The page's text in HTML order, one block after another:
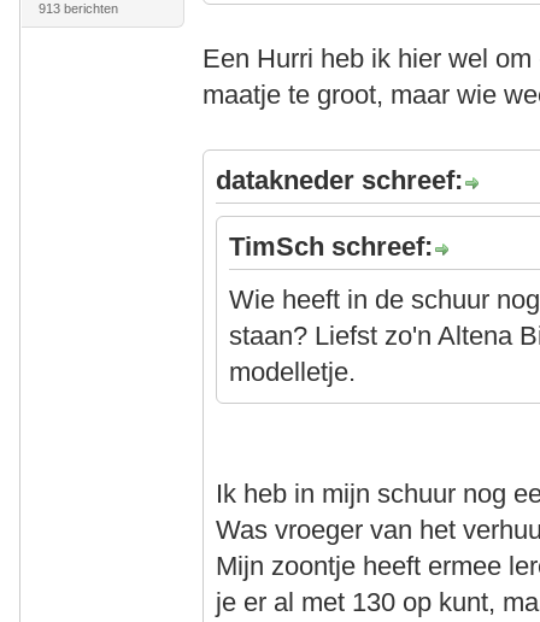
913 berichten
Een Hurri heb ik hier wel
maatje te groot, maar wie
datakneder schreef:
TimSch schreef:
Wie heeft in de schuur
staan? Liefst zo'n Altena
modelletje.
Ik heb in mijn schuur nog
Was vroeger van het
Mijn zoontje heeft ermee
je er al met 130 op kunt,